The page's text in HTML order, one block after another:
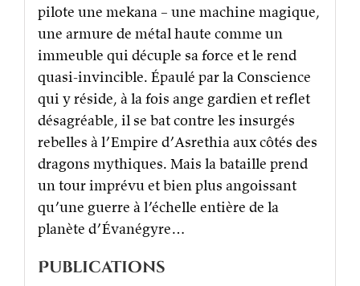
pilote une mekana – une machine magique,
une armure de métal haute comme un
immeuble qui décuple sa force et le rend
quasi-invincible. Épaulé par la Conscience
qui y réside, à la fois ange gardien et reflet
désagréable, il se bat contre les insurgés
rebelles à l’Empire d’Asrethia aux côtés des
dragons mythiques. Mais la bataille prend
un tour imprévu et bien plus angoissant
qu’une guerre à l’échelle entière de la
planète d’Évanégyre…
Publications